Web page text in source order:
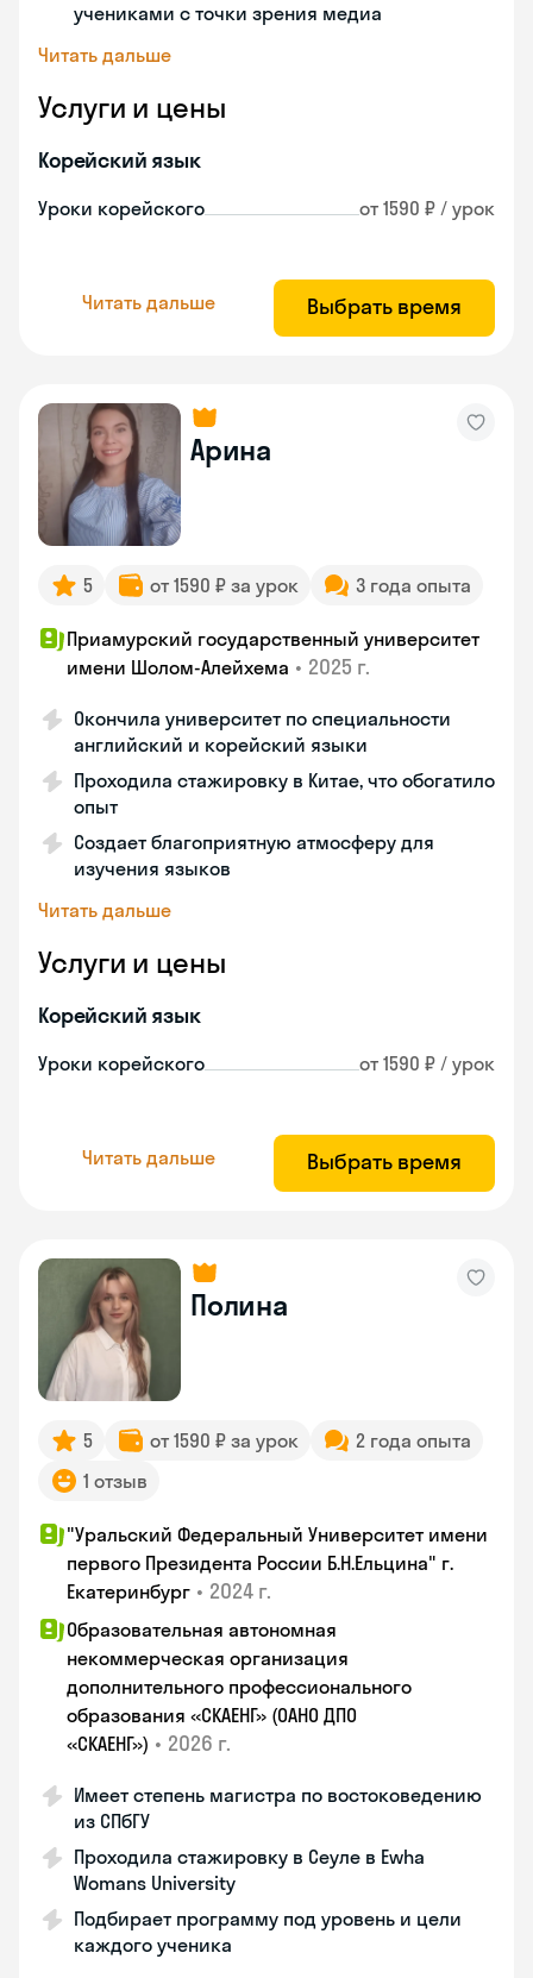
учениками с точки зрения медиа
Читать дальше
Услуги и цены
Корейский язык
Уроки корейского от 1590 ₽ / урок
Читать дальше Выбрать время
Арина
5 от 1590 ₽ за урок 3 года опыта
Приамурский государственный университет
имени Шолом-Алейхема • 2025 г.
Окончила университет по специальности
английский и корейский языки
Проходила стажировку в Китае, что обогатило
опыт
Создает благоприятную атмосферу для
изучения языков
Читать дальше
Услуги и цены
Корейский язык
Уроки корейского от 1590 ₽ / урок
Читать дальше Выбрать время
Полина
5 от 1590 ₽ за урок
2 года опыта
1 отзыв
"Уральский Федеральный Университет имени
первого Президента России Б.Н.Ельцина" г.
Екатеринбург • 2024 г.
Образовательная автономная
некоммерческая организация
дополнительного профессионального
образования «СКАЕНГ» (ОАНО ДПО
«СКАЕНГ») • 2026 г.
Имеет степень магистра по востоковедению
из СПбГУ
Проходила стажировку в Сеуле в Ewha
Womans University
Подбирает программу под уровень и цели
каждого ученика